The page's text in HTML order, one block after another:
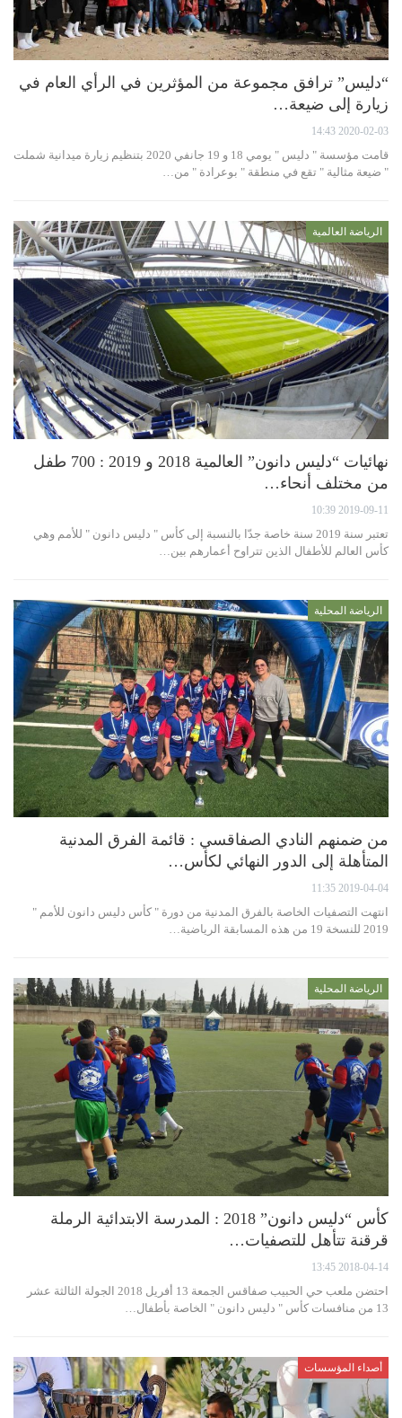
“دليس” ترافق مجموعة من المؤثرين في الرأي العام في
زيارة إلى ضيعة…
2020-02-03 14:43
قامت مؤسسة " دليس " يومي 18 و 19 جانفي 2020 بتنظيم زيارة ميدانية شملت
" ضيعة مثالية " تقع في منطقة " بوعرادة " من…
الرياضة العالمية
نهائيات “دليس دانون” العالمية 2018 و 2019 : 700 طفل
من مختلف أنحاء…
2019-09-11 10:39
تعتبر سنة 2019 سنة خاصة جدّا بالنسبة إلى كأس " دليس دانون " للأمم وهي
كأس العالم للأطفال الذين تتراوح أعمارهم بين…
الرياضة المحلية
من ضمنهم النادي الصفاقسي : قائمة الفرق المدنية
المتأهلة إلى الدور النهائي لكأس…
2019-04-04 11:35
انتهت التصفيات الخاصة بالفرق المدنية من دورة " كأس دليس دانون للأمم "
2019 للنسخة 19 من هذه المسابقة الرياضية…
الرياضة المحلية
كأس “دليس دانون” 2018 : المدرسة الابتدائية الرملة
قرقنة تتأهل للتصفيات…
2018-04-14 13:45
احتضن ملعب حي الحبيب صفاقس الجمعة 13 أفريل 2018 الجولة الثالثة عشر
13 من منافسات كأس " دليس دانون " الخاصة بأطفال…
أصداء المؤسسات